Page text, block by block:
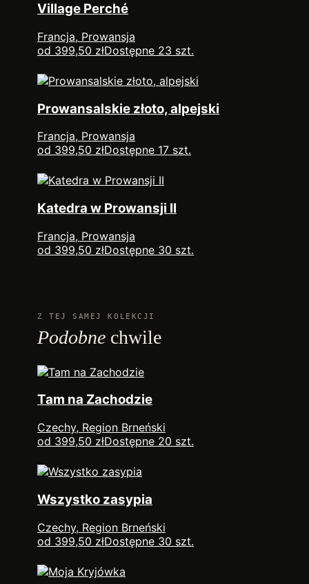
Village Perché
Francja, Prowansja
od 399,50 złDostępne 23 szt.
Prowansalskie złoto, alpejski
Francja, Prowansja
od 399,50 złDostępne 17 szt.
Katedra w Prowansji II
Francja, Prowansja
od 399,50 złDostępne 30 szt.
Z TEJ SAMEJ KOLEKCJI
Podobne chwile
Tam na Zachodzie
Czechy, Region Brneński
od 399,50 złDostępne 20 szt.
Wszystko zasypia
Czechy, Region Brneński
od 399,50 złDostępne 30 szt.